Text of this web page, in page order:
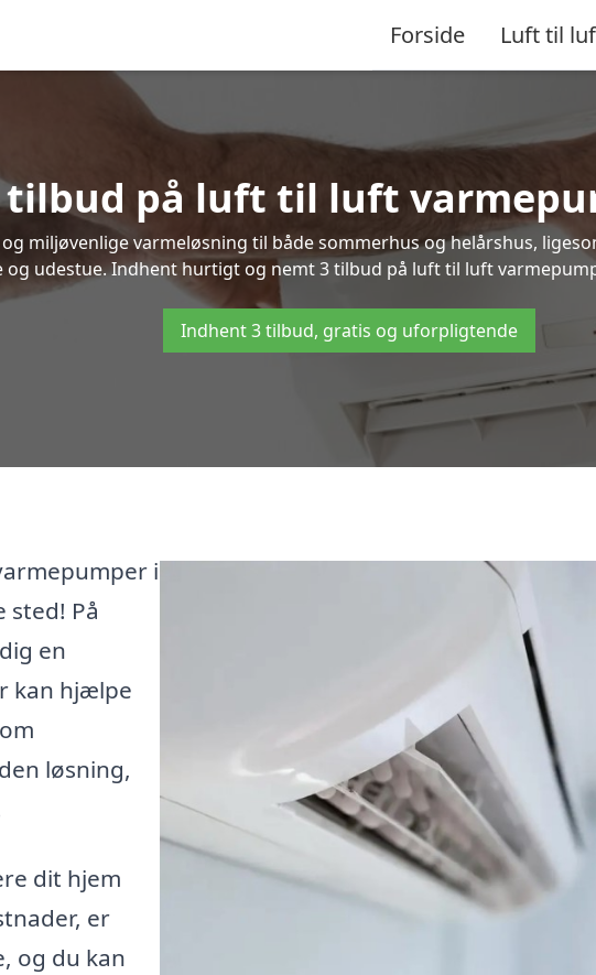
Forside Luft til
tilbud på luft til luft
miljøvenlige varmeløsning til både sommerhus og helårshus,
og udestue. Indhent hurtigt og nemt 3 tilbud på luft til luft
Indhent 3 tilbud, gratis og uforpligtende
i
sted! På
en
kan hjælpe
løsning,
dit hjem
er
og du kan